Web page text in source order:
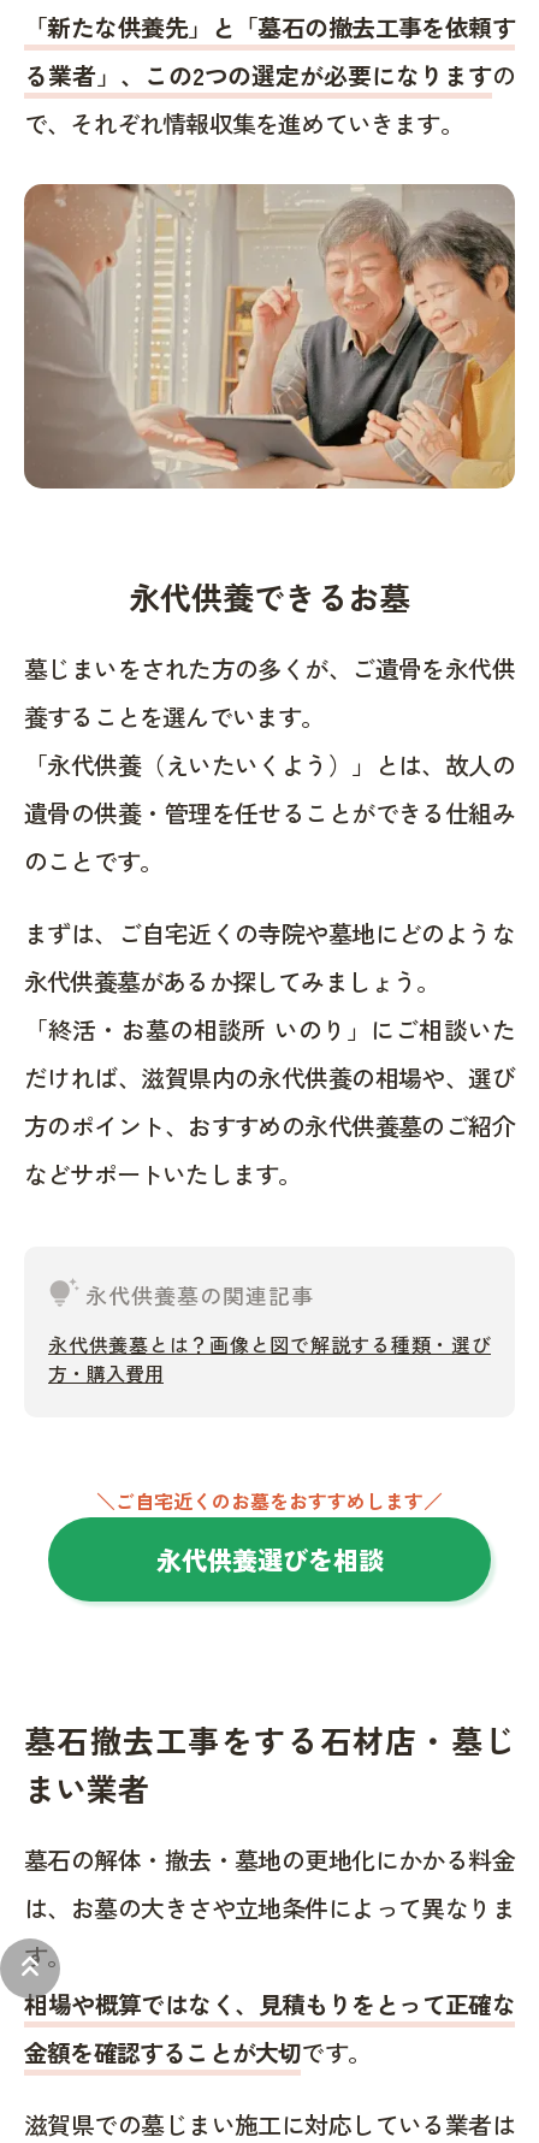
keyboard_double_arrow_up
「新たな供養先」と「墓石の撤去工事を依頼す
る業者」、この2つの選定が必要になりますの
で、それぞれ情報収集を進めていきます。
永代供養できるお墓
墓じまいをされた方の多くが、ご遺骨を永代供
養することを選んでいます。
「永代供養（えいたいくよう）」とは、故人の
遺骨の供養・管理を任せることができる仕組み
のことです。
まずは、ご自宅近くの寺院や墓地にどのような
永代供養墓があるか探してみましょう。
「終活・お墓の相談所 いのり」にご相談いた
だければ、滋賀県内の永代供養の相場や、選び
方のポイント、おすすめの永代供養墓のご紹介
などサポートいたします。
tips_and_updates 永代供養墓の関連記事
永代供養墓とは？画像と図で解説する種類・選び
方・購入費用
＼ご自宅近くのお墓をおすすめします／
永代供養選びを相談
墓石撤去工事をする石材店・墓じ
まい業者
墓石の解体・撤去・墓地の更地化にかかる料金
は、お墓の大きさや立地条件によって異なりま
す。
相場や概算ではなく、見積もりをとって正確な
金額を確認することが大切です。
滋賀県での墓じまい施工に対応している業者は